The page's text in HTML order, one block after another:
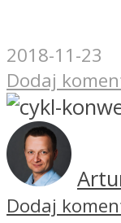
2018-11-23
Dodaj
Dodaj